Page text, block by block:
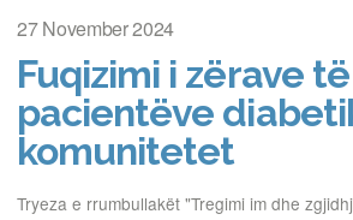
27 November 2024
Fuqizimi i zërave të
pacientëve
komunitetet
Tryeza e rrumbullakët "Tregimi im dhe